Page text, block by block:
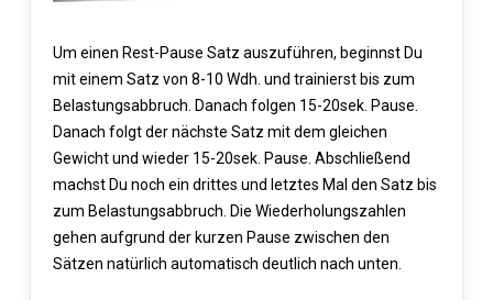
Um einen Rest-Pause Satz auszuführen, beginnst Du
mit einem Satz von 8-10 Wdh. und trainierst bis zum
Belastungsabbruch. Danach folgen 15-20sek. Pause.
Danach folgt der nächste Satz mit dem gleichen
Gewicht und wieder 15-20sek. Pause. Abschließend
machst Du noch ein drittes und letztes Mal den Satz bis
zum Belastungsabbruch. Die Wiederholungszahlen
gehen aufgrund der kurzen Pause zwischen den
Sätzen natürlich automatisch deutlich nach unten.